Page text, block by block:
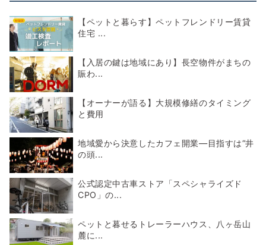
【ペットと暮らす】ペットフレンドリー賃貸
住宅 ...
【入居の鍵は地域にあり】長空物件がまちの
賑わ...
【オーナーが語る】大規模修繕のタイミング
と費用
地域愛から決意したカフェ開業―目指すは“井
の頭...
公式認定中古車ストア「スペシャライズド
CPO」の...
ペットと暮せるトレーラーハウス、八ヶ岳山
麓に...